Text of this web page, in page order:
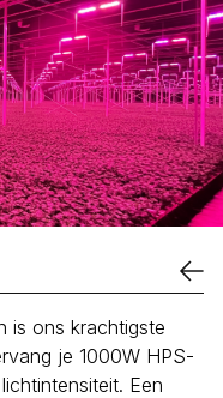
is ons krachtigste
je 1000W HPS-
Een